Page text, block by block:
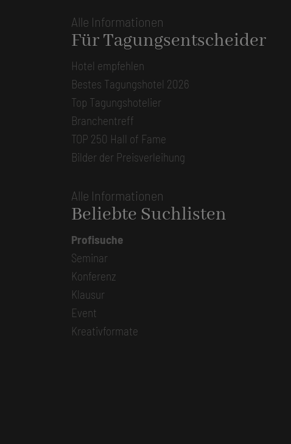
Alle Informationen
Für Tagungsentscheider
Hotel empfehlen
Bestes Tagungshotel 2026
Top Tagungshotelier
Branchentreff
TOP 250 Hall of Fame
Bilder der Preisverleihung
Alle Informationen
Beliebte Suchlisten
Profisuche
Seminar
Konferenz
Klausur
Event
Kreativformate